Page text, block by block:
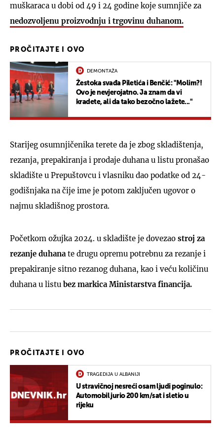
muškaraca u dobi od 49 i 24 godine koje sumnjiče za
nedozvoljenu proizvodnju i trgovinu duhanom.
PROČITAJTE I OVO
DEMONTAŽA
Žestoka svađa Piletića i Benčić: "Molim?!
Ovo je nevjerojatno. Ja znam da vi
kradete, ali da tako bezočno lažete..."
Starijeg osumnjičenika terete da je zbog skladištenja,
rezanja, prepakiranja i prodaje duhana u listu pronašao
skladište u Prepuštovcu i vlasniku dao podatke od 24-
godišnjaka na čije ime je potom zaključen ugovor o
najmu skladišnog prostora.
Početkom ožujka 2024. u skladište je dovezao stroj za
rezanje duhana te drugu opremu potrebnu za rezanje i
prepakiranje sitno rezanog duhana, kao i veću količinu
duhana u listu bez markica Ministarstva financija.
PROČITAJTE I OVO
TRAGEDIJA U ALBANIJI
U stravičnoj nesreći osam ljudi poginulo:
Automobil jurio 200 km/sat i sletio u
rijeku